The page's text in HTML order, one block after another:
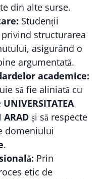
din alte surse.
Studenții
structurarea
asigurând o
argumentată.
academice:
să fie aliniată cu
UNIVERSITATEA
ARAD și să respecte
domeniului
.
Prin
etic de